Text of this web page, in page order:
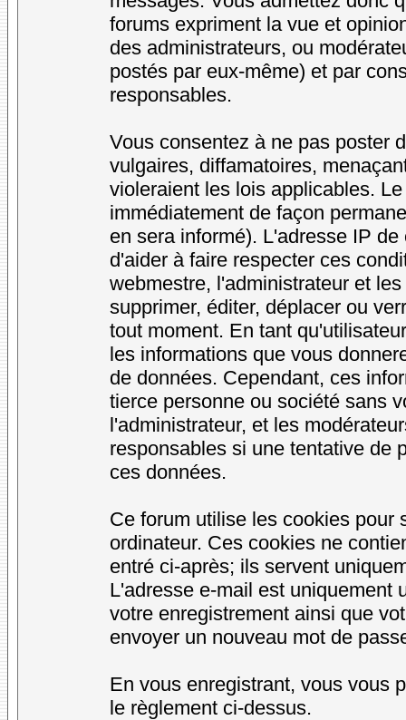
forums expriment la vue et
des administrateurs, ou
postés par eux-même) et par
responsables.
Vous consentez à ne pas poster
vulgaires, diffamatoires,
violeraient les lois applicables.
immédiatement de façon
en sera informé). L'adresse IP
d'aider à faire respecter ces
webmestre, l'administrateur et
supprimer, éditer, déplacer ou
tout moment. En tant
les informations que vous
de données. Cependant, ces
tierce personne ou société sans
l'administrateur, et les
responsables si une tentative de
ces données.
Ce forum utilise les cookies pour
ordinateur. Ces cookies ne
entré ci-après; ils servent
L'adresse e-mail est uniquement
votre enregistrement ainsi que
envoyer un nouveau mot de
En vous enregistrant, vous vous
le règlement ci-dessus.